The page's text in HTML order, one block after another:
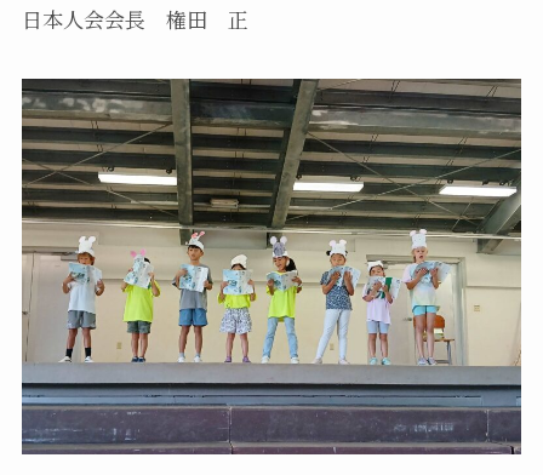
日本人会会長 権田 正